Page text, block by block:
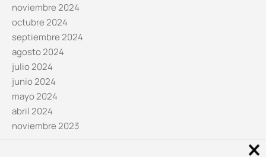
noviembre 2024
octubre 2024
septiembre 2024
agosto 2024
julio 2024
junio 2024
mayo 2024
abril 2024
noviembre 2023